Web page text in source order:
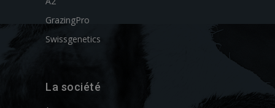
GrazingPro
Swissgenetics
La société